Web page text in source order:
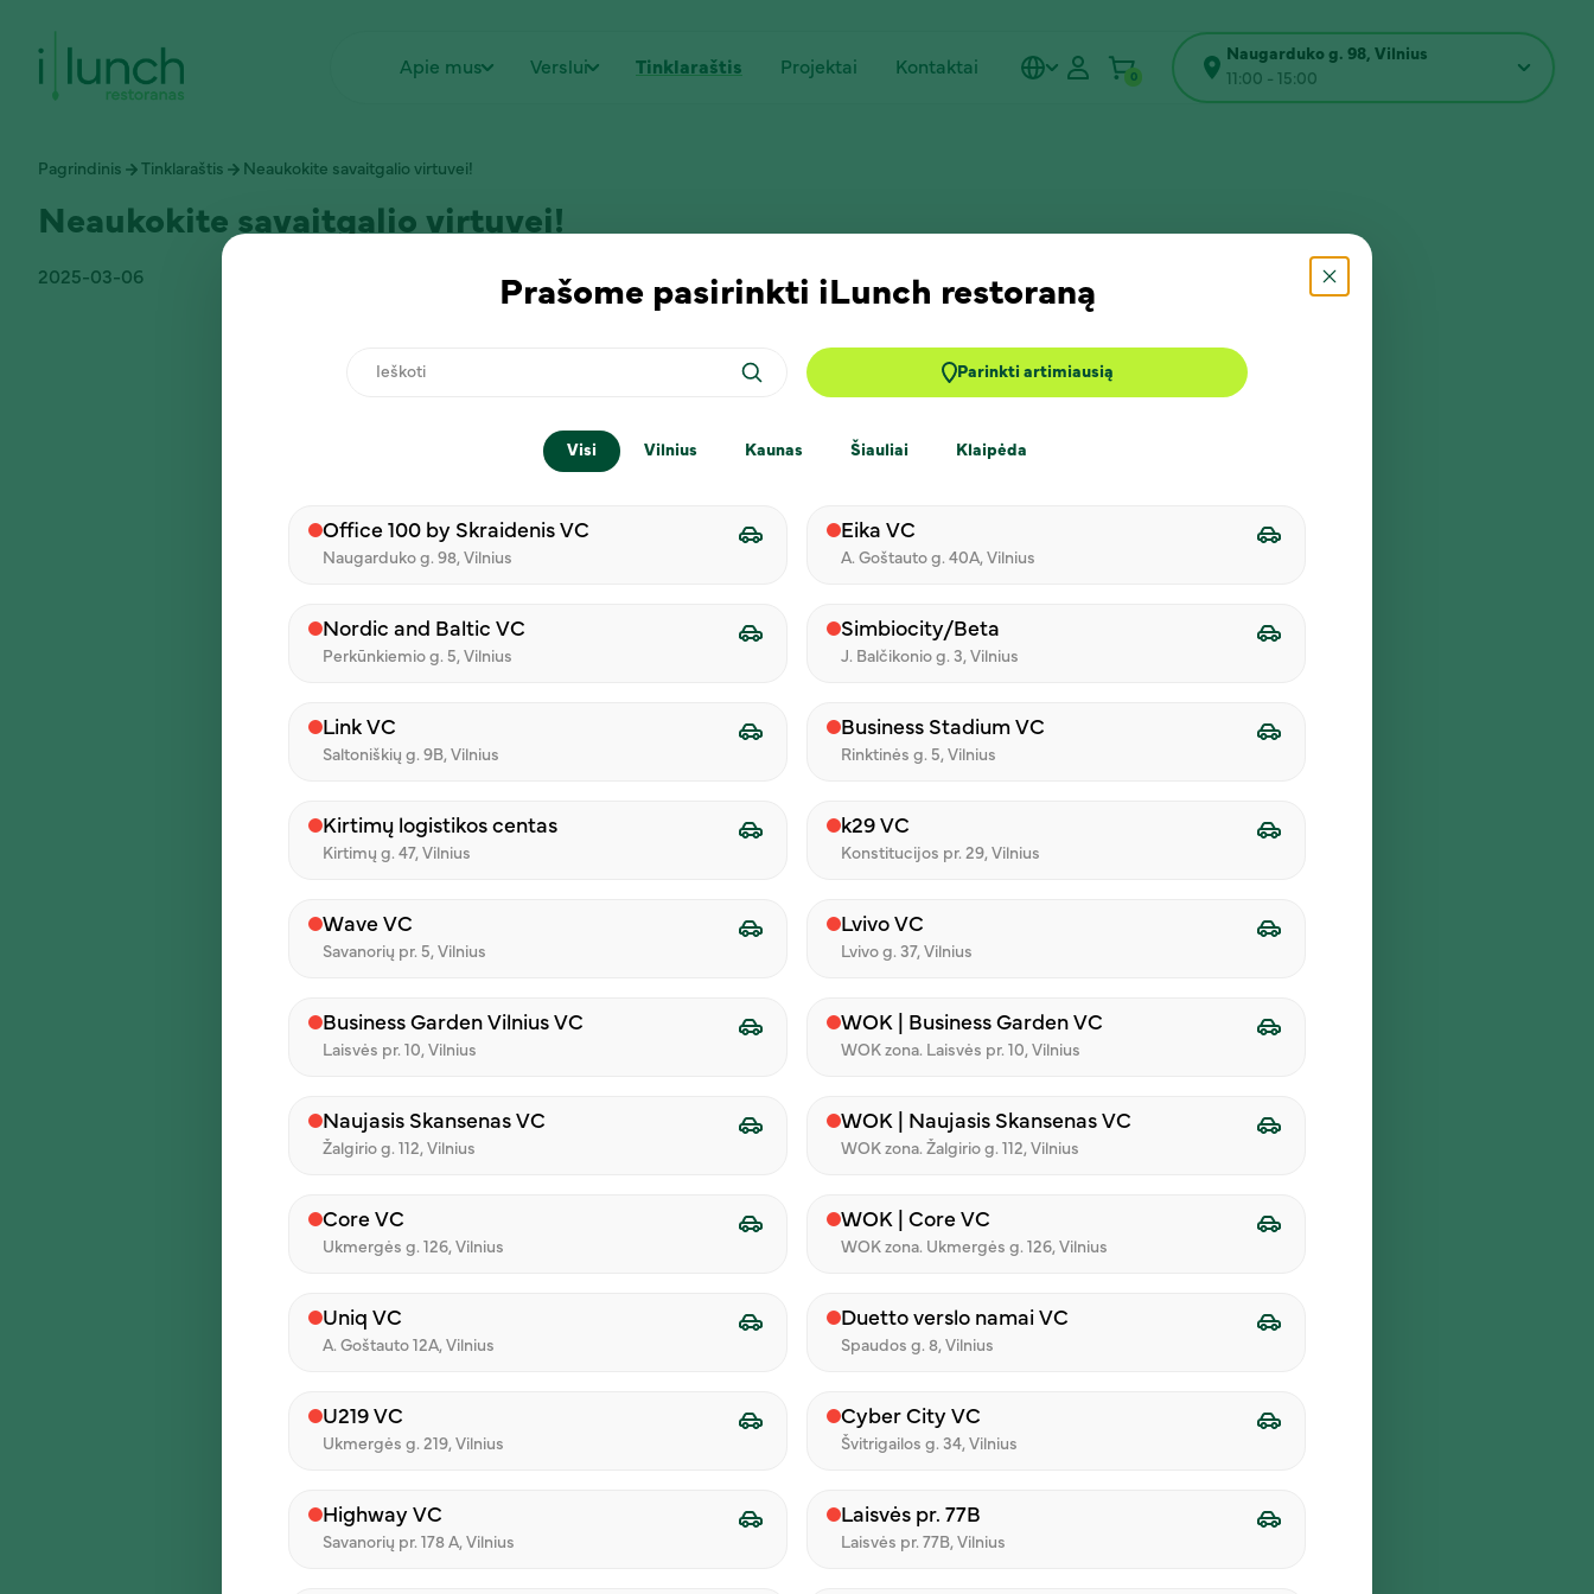
Apie mus Verslui Tinklaraštis Projektai Kontaktai 0
Naugarduko g. 98, Vilnius
11:00 - 15:00
Pagrindinis Tinklaraštis Neaukokite savaitgalio virtuvei!
Neaukokite savaitgalio virtuvei!
2025-03-06
namuose – vis mažiau, o diena iš dienos šylantis oras taip ir kviečia išeiti į lauką ir mėgautis atgimstančia
Žalgirio g. 112 (VC „Naujasis Skansenas“);
Savanorių pr. 5 (VC „Wave“).
Prašome pasirinkti iLunch restoraną
Ieškoti
Parinkti artimiausią
Visi Vilnius Kaunas Šiauliai Klaipėda
Office 100 by Skraidenis VC
Naugarduko g. 98, Vilnius
Eika VC
A. Goštauto g. 40A, Vilnius
Nordic and Baltic VC
Perkūnkiemio g. 5, Vilnius
Simbiocity/Beta
J. Balčikonio g. 3, Vilnius
Link VC
Saltoniškių g. 9B, Vilnius
Business Stadium VC
Rinktinės g. 5, Vilnius
Kirtimų logistikos centas
Kirtimų g. 47, Vilnius
k29 VC
Konstitucijos pr. 29, Vilnius
Wave VC
Savanorių pr. 5, Vilnius
Lvivo VC
Lvivo g. 37, Vilnius
Business Garden Vilnius VC
Laisvės pr. 10, Vilnius
WOK | Business Garden VC
WOK zona. Laisvės pr. 10, Vilnius
Naujasis Skansenas VC
Žalgirio g. 112, Vilnius
WOK | Naujasis Skansenas VC
WOK zona. Žalgirio g. 112, Vilnius
Core VC
Ukmergės g. 126, Vilnius
WOK | Core VC
WOK zona. Ukmergės g. 126, Vilnius
Uniq VC
A. Goštauto 12A, Vilnius
Duetto verslo namai VC
Spaudos g. 8, Vilnius
U219 VC
Ukmergės g. 219, Vilnius
Cyber City VC
Švitrigailos g. 34, Vilnius
Highway VC
Savanorių pr. 178 A, Vilnius
Laisvės pr. 77B
Laisvės pr. 77B, Vilnius